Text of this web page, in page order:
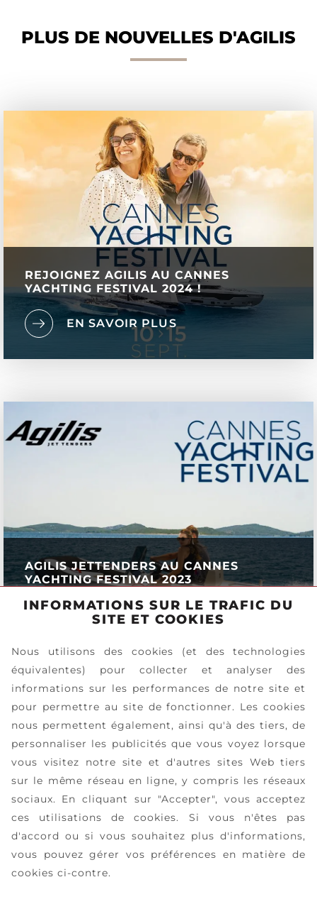
PLUS DE NOUVELLES D'AGILIS
REJOIGNEZ AGILIS AU CANNES
YACHTING FESTIVAL 2024 !
EN SAVOIR PLUS
AGILIS JETTENDERS AU CANNES
YACHTING FESTIVAL 2023
EN SAVOIR PLUS
INFORMATIONS SUR LE TRAFIC DU
SITE ET COOKIES
Nous utilisons des cookies (et des technologies
équivalentes) pour collecter et analyser des
informations sur les performances de notre site et
pour permettre au site de fonctionner. Les cookies
nous permettent également, ainsi qu'à des tiers, de
personnaliser les publicités que vous voyez lorsque
vous visitez notre site et d'autres sites Web tiers
sur le même réseau en ligne, y compris les réseaux
sociaux. En cliquant sur "Accepter", vous acceptez
ces utilisations de cookies. Si vous n'êtes pas
d'accord ou si vous souhaitez plus d'informations,
vous pouvez gérer vos préférences en matière de
cookies ci-contre.